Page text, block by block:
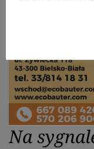
Na